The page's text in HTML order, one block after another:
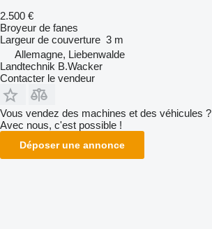
2.500 €
Broyeur de fanes
Largeur de couverture 3 m
Allemagne, Liebenwalde
Landtechnik B.Wacker
Contacter le vendeur
Vous vendez des machines et des véhicules ?
Avec nous, c'est possible !
Déposer une annonce